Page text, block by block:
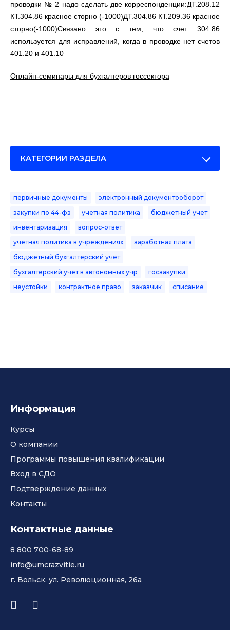
проводки № 2 надо сделать две корреспонденции:ДТ.208.12
КТ.304.86 красное сторно (-1000)ДТ.304.86 КТ.209.36 красное
сторно(-1000)Связано это с тем, что счет 304.86
используется для исправлений, когда в проводке нет счетов
401.20 и 401.10
Онлайн-семинары для бухгалтеров госсектора
КАТЕГОРИИ РАЗДЕЛА
первичные документы
электронный документооборот
закупки по 44-фз
учетная политика
бюджетный учет
инвентаризация
вопрос-ответ
учётная политика в учреждениях
заработная плата
бюджетный бухгалтерский учёт
бухгалтерский учёт в автономных учр
госзакупки
неустойки
контрактное право заказчик списание
Информация
Курсы
О компании
Программы повышения квалификации
Вход в СДО
Подтверждение данных
Контакты
Контактные данные
8 800 700-68-89
info@umcrazvitie.ru
г. Вольск, ул. Революционная, 26а